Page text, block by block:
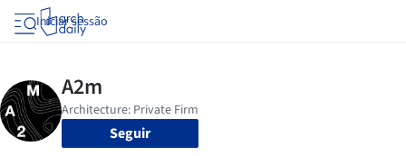
Iniciar sessão
Seguir